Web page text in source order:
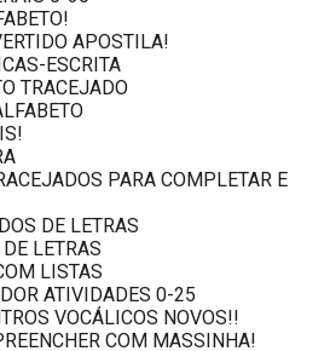
APOSTILA!
ESCRITA
TRACEJADO
PARA COMPLETAR E
DE LETRAS
LETRAS
LISTAS
ATIVIDADES 0-25
VOCÁLICOS NOVOS!!
COM MASSINHA!